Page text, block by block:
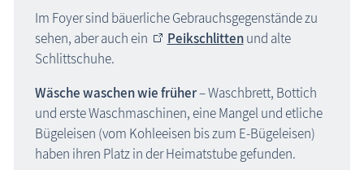
Nordvorpommern
Insel Hiddensee
Insel Rügen
Mecklenburgische Seenplatte
Nordwestmecklenburg
Rostock / Güstrow
Schwerin / Ludwigslust - Parchim
Im Foyer sind bäuerliche Gebrauchsgegenstände zu
sehen, aber auch ein
Peikschlittenund alte
Schlittschuhe.
Wäsche waschen wie früher– Waschbrett, Bottich
und erste Waschmaschinen, eine Mangel und etliche
Bügeleisen (vom Kohleeisen bis zum E-Bügeleisen)
haben ihren Platz in der Heimatstube gefunden.